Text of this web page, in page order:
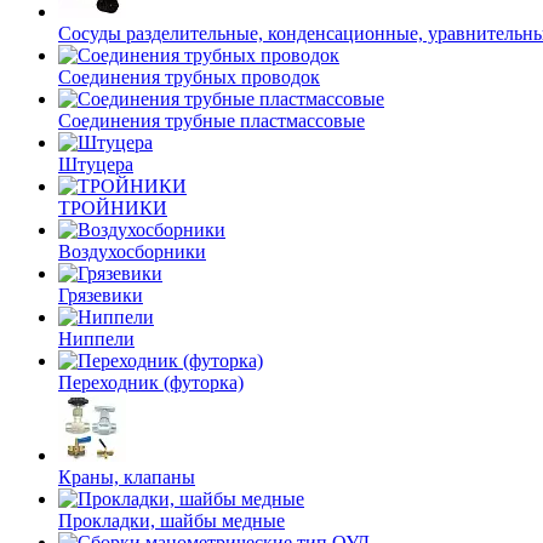
Сосуды разделительные, конденсационные,
Соединения трубных проводок
Соединения трубные пластмассовые
Штуцера
ТРОЙНИКИ
Воздухосборники
Грязевики
Ниппели
Переходник (футорка)
Краны, клапаны
Прокладки, шайбы медные